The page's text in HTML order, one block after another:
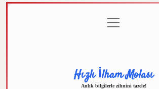
menüyü
aç
Hızlı İlham Molası
Anlık bilgilerle zihnini tazele!